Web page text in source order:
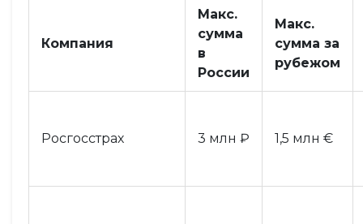
Компания
Макс.
сумма
в
России
Макс.
сумма за
рубежом
Росгосстрах 3 млн ₽ 1,5 млн €